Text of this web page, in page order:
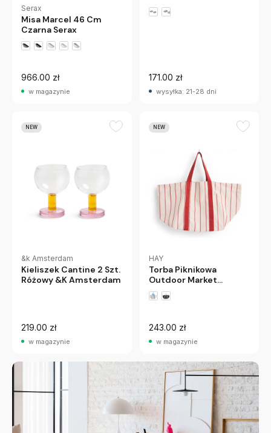
Serax
Misa Marcel 46 Cm
Czarna Serax
966.00 zł
w magazynie
26 Cm Hay
171.00 zł
wysyłka: 21-28 dni
NEW
&k Amsterdam
Kieliszek Cantine 2 Szt.
Różowy &K Amsterdam
219.00 zł
w magazynie
NEW
HAY
Torba Piknikowa
Outdoor Market
Beżowa W Czerwone
Pasy Hay
243.00 zł
w magazynie